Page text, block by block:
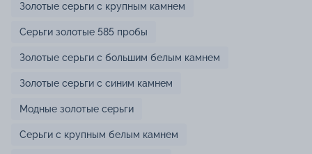
Золотые серьги с крупным камнем
Серьги золотые 585 пробы
Золотые серьги с большим белым камнем
Золотые серьги с синим камнем
Модные золотые серьги
Серьги с крупным белым камнем